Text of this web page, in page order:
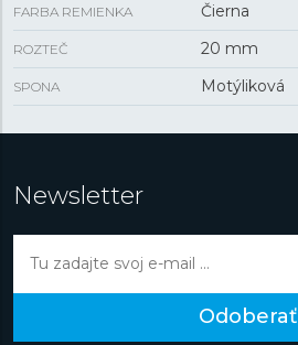
FARBA REMIENKA Čierna
ROZTEČ 20 mm
SPONA Motýliková
Newsletter
Odoberať